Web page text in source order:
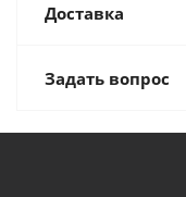
Доставка
Задать вопрос